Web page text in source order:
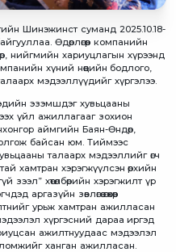
Шинэжинст суманд 2025.10.18-
Өдөрлөгөөр компанийн
нийгмийн хариуцлагын хүрээнд
хүний нөөцийн бодлого,
мэдээллүүдийг хүргэлээ.
эзэмшдэг хувьцааны
үйл ажиллагааг зохион
аймгийн Баян-Өндөр,
байсан юм. Тиймээс
талаарх мэдээллийг өгч
хамтран хэрэгжүүлсэн өрхийн
хөтөлбөрийн хэрэгжилт үр
зөвлөгөө өгөхөөр
урьж хамтран ажилласан
хүргэсний дараа иргэд
ажилтнуудаас мэдээлэл
ханган ажилласан.